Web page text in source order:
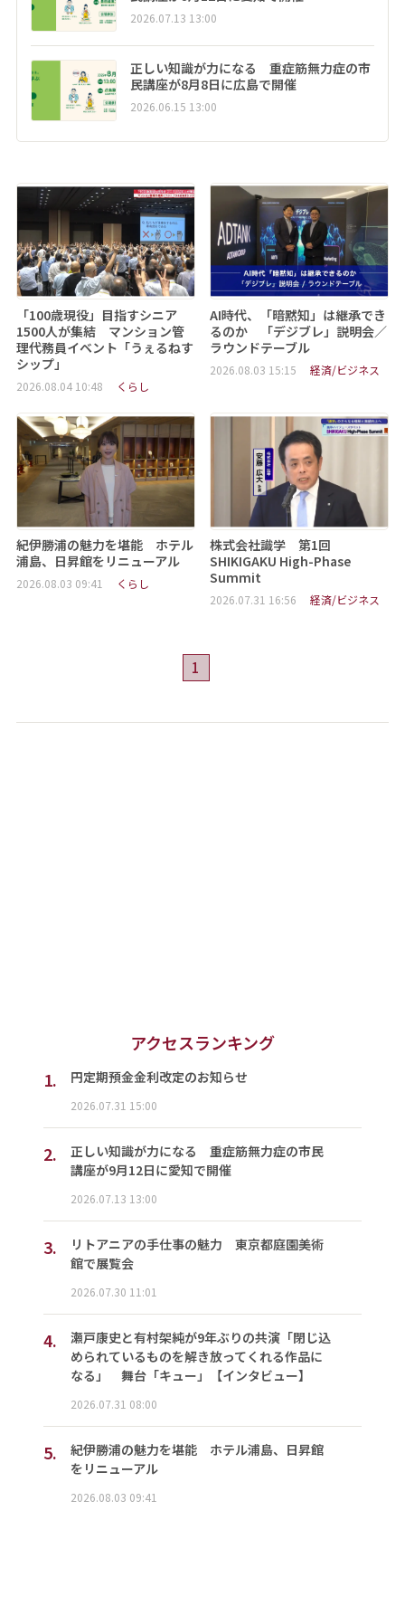
2026.07.13 13:00
正しい知識が力になる 重症筋無力症の市
民講座が8月8日に広島で開催
2026.06.15 13:00
「100歳現役」目指すシニア
1500人が集結 マンション管
理代務員イベント「うぇるねす
シップ」
2026.08.04 10:48 くらし
AI時代、「暗黙知」は継承でき
るのか 「デジブレ」説明会／
ラウンドテーブル
2026.08.03 15:15 経済/ビジネス
紀伊勝浦の魅力を堪能 ホテル
浦島、日昇館をリニューアル
2026.08.03 09:41 くらし
株式会社識学 第1回
SHIKIGAKU High-Phase
Summit
2026.07.31 16:56 経済/ビジネス
1
アクセスランキング
1.
円定期預金金利改定のお知らせ
2026.07.31 15:00
2.
正しい知識が力になる 重症筋無力症の市民
講座が9月12日に愛知で開催
2026.07.13 13:00
3.
リトアニアの手仕事の魅力 東京都庭園美術
館で展覧会
2026.07.30 11:01
4.
瀬戸康史と有村架純が9年ぶりの共演「閉じ込
められているものを解き放ってくれる作品に
なる」 舞台「キュー」【インタビュー】
2026.07.31 08:00
5.
紀伊勝浦の魅力を堪能 ホテル浦島、日昇館
をリニューアル
2026.08.03 09:41